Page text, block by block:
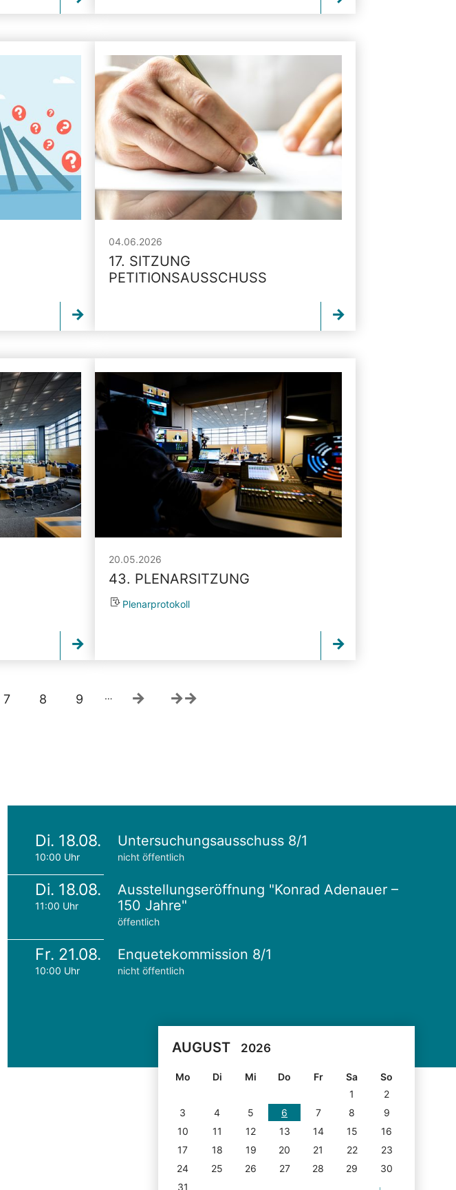
04.06.2026
17. SITZUNG
PETITIONSAUSSCHUSS
20.05.2026
43. PLENARSITZUNG
Plenarprotokoll
7 8 9 …
Di. 18.08.
10:00 Uhr
Untersuchungsausschuss 8/1
nicht öffentlich
Di. 18.08.
11:00 Uhr
Ausstellungseröffnung "Konrad Adenauer –
150 Jahre"
öffentlich
Fr. 21.08.
10:00 Uhr
Enquetekommission 8/1
nicht öffentlich
AUGUST 2026
Mo Di Mi Do Fr Sa
So
1
2
3
4 5 6 7 8
9
10
11 12 13 14 15
16
17
18 19 20 21 22
23
24
25 26 27 28 29
30
31